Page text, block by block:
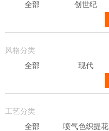
全部
创世纪
风格分类
全部
现代
工艺分类
全部
喷气色织提花